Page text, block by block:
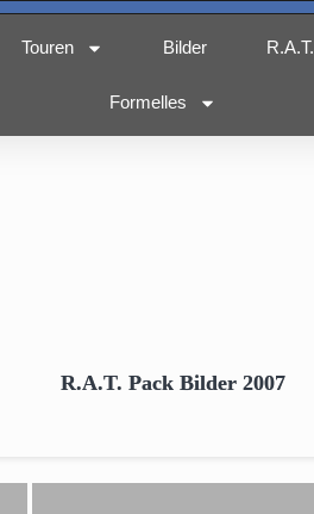
Touren Bilder R.A.T.
Formelles
R.A.T. Pack Bilder 2007